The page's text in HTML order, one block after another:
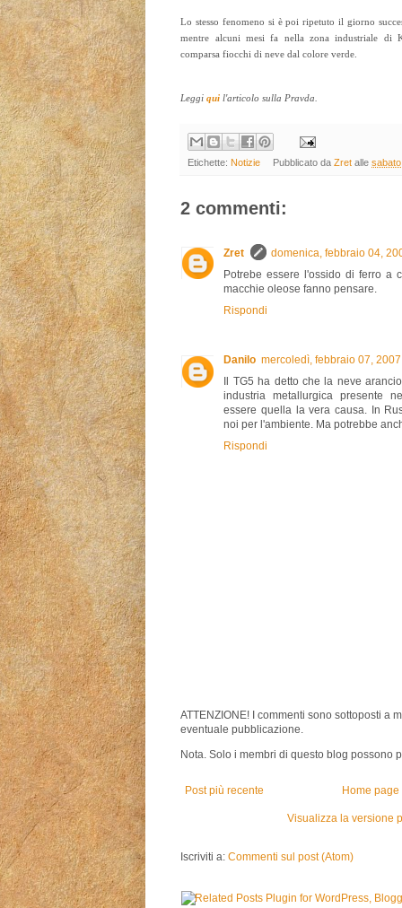
Lo stesso fenomeno si è poi ripetuto il giorno
mentre alcuni mesi fa nella zona industriale di
comparsa fiocchi di neve dal colore verde.
Leggi qui l'articolo sulla Pravda.
Etichette: Notizie Pubblicato daZret alle
2 commenti:
Zret
domenica, febbraio 04,
Potrebe essere l'ossido di ferro a
macchie oleose fanno pensare.
Rispondi
Danilo mercoledì, febbraio 07,
Il TG5 ha detto che la neve
industria metallurgica presente
essere quella la vera causa. In
noi per l'ambiente. Ma potrebbe
Rispondi
ATTENZIONE! I commenti sono sottoposti a
eventuale pubblicazione.
Nota. Solo i membri di questo blog possono
Post più recente Home page
Visualizza la versione
Iscriviti a:Commenti sul post (Atom)